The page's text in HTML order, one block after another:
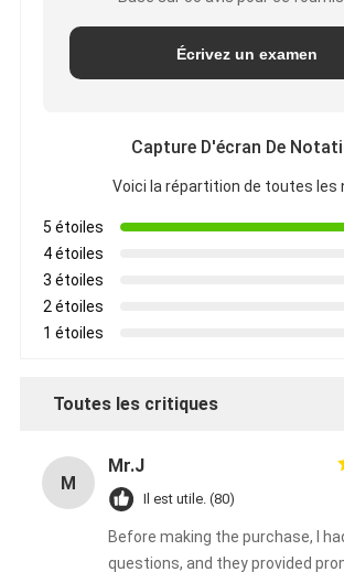
Écrivez un examen
Capture D'écran De
Voici la répartition de toutes les
5 étoiles
4 étoiles
3 étoiles
2 étoiles
1 étoiles
Toutes les critiques
M
Mr.J
Il est utile. (80)
Before making the purchase, I
questions, and they provided